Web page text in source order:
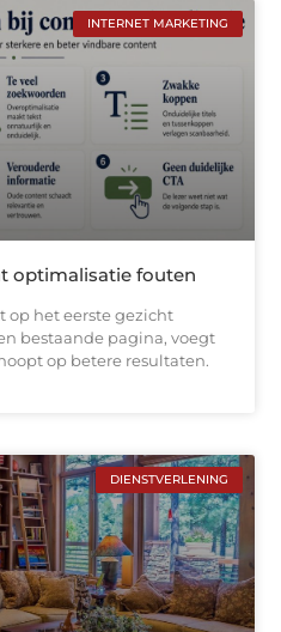
INTERNET MARKETING
optimalisatie fouten
het eerste gezicht
bestaande pagina, voegt
op betere resultaten.
DIENSTVERLENING